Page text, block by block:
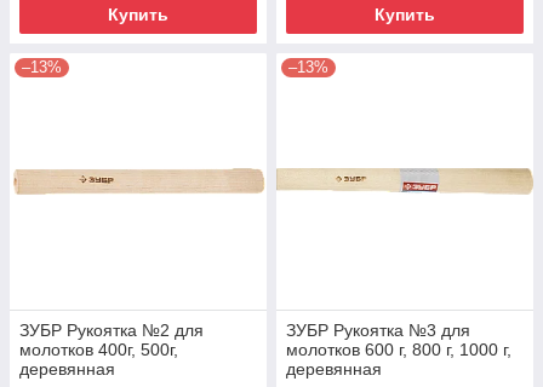
Купить Купить
–13%
ЗУБР Рукоятка №2 для
молотков 400г, 500г,
деревянная
–13%
ЗУБР Рукоятка №3 для
молотков 600 г, 800 г, 1000 г,
деревянная